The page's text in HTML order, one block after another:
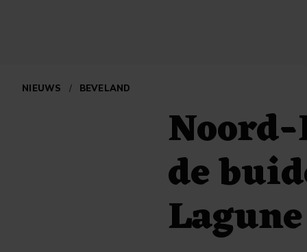
NIEUWS / BEVELAND
de
Lagune